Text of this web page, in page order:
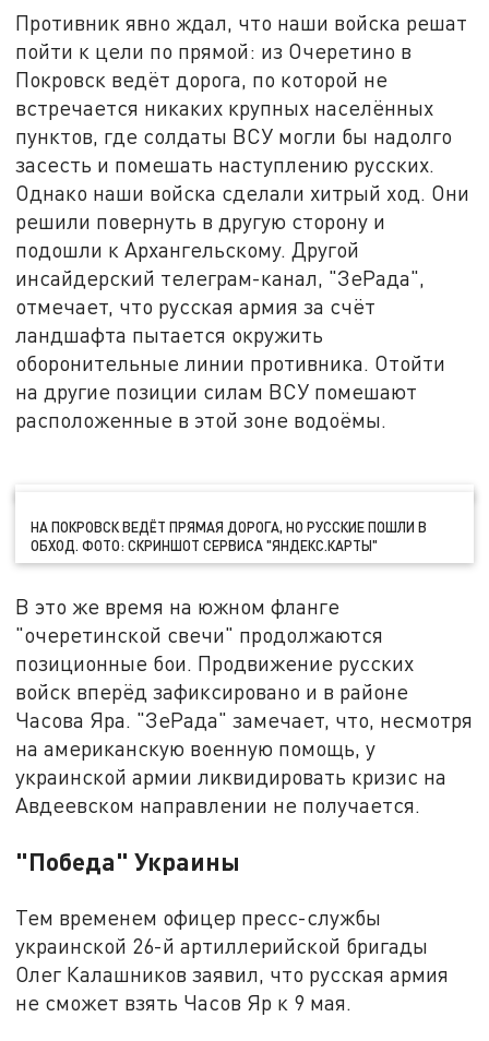
Противник явно ждал, что наши войска решат
пойти к цели по прямой: из Очеретино в
Покровск ведёт дорога, по которой не
встречается никаких крупных населённых
пунктов, где солдаты ВСУ могли бы надолго
засесть и помешать наступлению русских.
Однако наши войска сделали хитрый ход. Они
решили повернуть в другую сторону и
подошли к Архангельскому. Другой
инсайдерский телеграм-канал, "ЗеРада",
отмечает, что русская армия за счёт
ландшафта пытается окружить
оборонительные линии противника. Отойти
на другие позиции силам ВСУ помешают
расположенные в этой зоне водоёмы.
НА ПОКРОВСК ВЕДЁТ ПРЯМАЯ ДОРОГА, НО РУССКИЕ ПОШЛИ В
ОБХОД. ФОТО: СКРИНШОТ СЕРВИСА "ЯНДЕКС.КАРТЫ"
В это же время на южном фланге
"очеретинской свечи" продолжаются
позиционные бои. Продвижение русских
войск вперёд зафиксировано и в районе
Часова Яра. "ЗеРада" замечает, что, несмотря
на американскую военную помощь, у
украинской армии ликвидировать кризис на
Авдеевском направлении не получается.
"Победа" Украины
Тем временем офицер пресс-службы
украинской 26-й артиллерийской бригады
Олег Калашников заявил, что русская армия
не сможет взять Часов Яр к 9 мая.